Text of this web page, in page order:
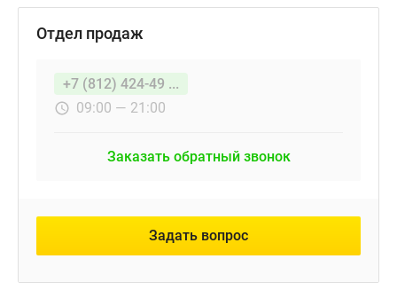
Отдел продаж
+7 (812) 424-49 ...
09:00 — 21:00
Заказать обратный звонок
Задать вопрос